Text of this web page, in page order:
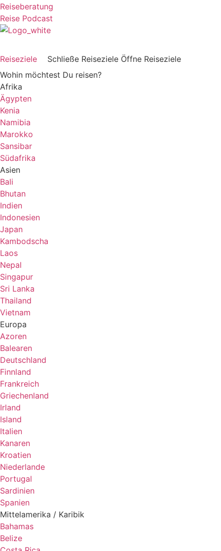
Reiseberatung
Reise Podcast
Reiseziele Schließe Reiseziele Öffne Reiseziele
Wohin möchtest Du reisen?
Afrika
Ägypten
Kenia
Namibia
Marokko
Sansibar
Südafrika
Asien
Bali
Bhutan
Indien
Indonesien
Japan
Kambodscha
Laos
Nepal
Singapur
Sri Lanka
Thailand
Vietnam
Europa
Azoren
Balearen
Deutschland
Finnland
Frankreich
Griechenland
Irland
Island
Italien
Kanaren
Kroatien
Niederlande
Portugal
Sardinien
Spanien
Mittelamerika / Karibik
Bahamas
Belize